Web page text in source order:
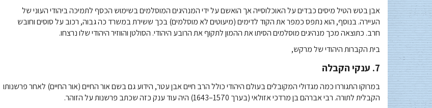
אבן בטש הטיל מיסים כבדים על האוכלוסייה אך הואשם על ידי המנהיגים המוסלמים בשימוש הכסף לתמיכה ביהודי העוני של
העיירה. בנוסף, הוא נתפס כמפר את הקוד לדימים (מיעוטים לא מוסלמים) בכך ששירת במשרד כה גבוה, רכוב על סוסים וחובש
חרב. כתוצאה מכך מנהיגים מוסלמים הסיתו את ההמון לתקוף את הרובע היהודי. הסולטן והווזיר היהודי שלו נרצחו.
בית הקברות היהודי של מרקש,
7. ענקי הקבלה
במרוקו התגוררו כמה מגדולי המקובלים בעולם היהודי כולל הרב חיים אבן עטר, הידוע גם בשם אור החיים (אור החיים) לאחר פרשנותו
הקבלית לתורה. רבי אברהם בן מרדכי אזולאי (בערך 1570–1643) היה עוד ענק כזה שכתב פרשנות על הזוהר.